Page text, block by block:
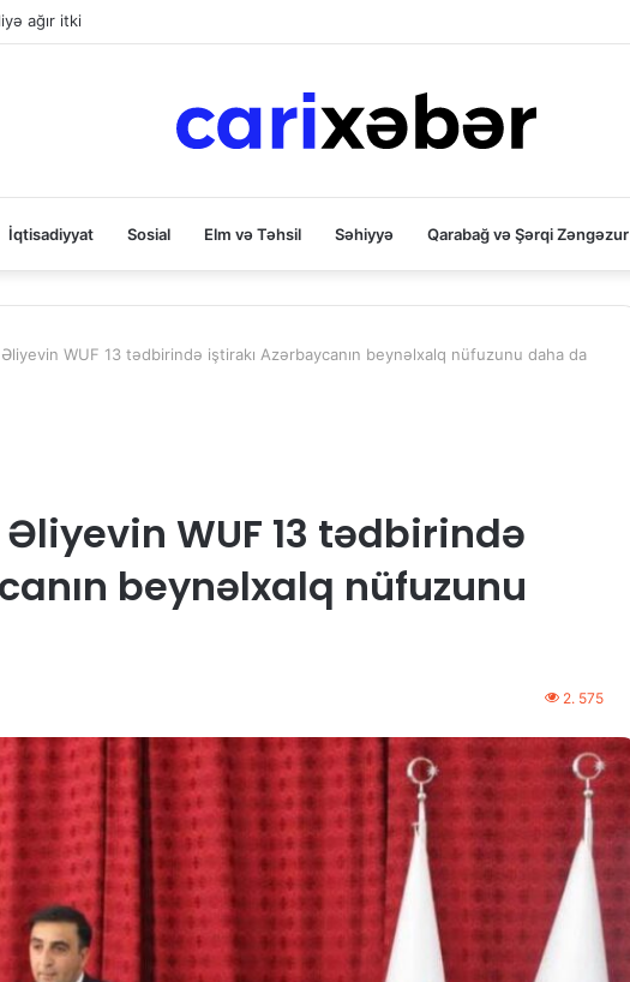
ağır itki
İqtisadiyyat Sosial Elm və Təhsil Səhiyyə Qarabağ və Şərqi Zəngəzur
WUF 13 tədbirində iştirakı Azərbaycanın beynəlxalq nüfuzunu daha da
WUF 13 tədbirində
beynəlxalq nüfuzunu
2. 575